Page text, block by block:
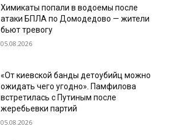
Химикаты попали в водоемы после
атаки БПЛА по Домодедово — жители
бьют тревогу
05.08.2026
«От киевской банды детоубийц можно
ожидать чего угодно». Памфилова
встретилась с Путиным после
жеребьевки партий
05.08.2026